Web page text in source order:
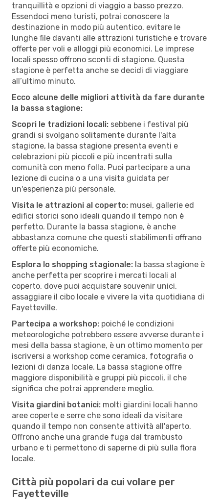
tranquillità e opzioni di viaggio a basso prezzo.
Essendoci meno turisti, potrai conoscere la
destinazione in modo più autentico, evitare le
lunghe file davanti alle attrazioni turistiche e trovare
offerte per voli e alloggi più economici. Le imprese
locali spesso offrono sconti di stagione. Questa
stagione è perfetta anche se decidi di viaggiare
all’ultimo minuto.
Ecco alcune delle migliori attività da fare durante
la bassa stagione:
Scopri le tradizioni locali: sebbene i festival più
grandi si svolgano solitamente durante l'alta
stagione, la bassa stagione presenta eventi e
celebrazioni più piccoli e più incentrati sulla
comunità con meno folla. Puoi partecipare a una
lezione di cucina o a una visita guidata per
un'esperienza più personale.
Visita le attrazioni al coperto: musei, gallerie ed
edifici storici sono ideali quando il tempo non è
perfetto. Durante la bassa stagione, è anche
abbastanza comune che questi stabilimenti offrano
offerte più economiche.
Esplora lo shopping stagionale: la bassa stagione è
anche perfetta per scoprire i mercati locali al
coperto, dove puoi acquistare souvenir unici,
assaggiare il cibo locale e vivere la vita quotidiana di
Fayetteville.
Partecipa a workshop: poiché le condizioni
meteorologiche potrebbero essere avverse durante i
mesi della bassa stagione, è un ottimo momento per
iscriversi a workshop come ceramica, fotografia o
lezioni di danza locale. La bassa stagione offre
maggiore disponibilità e gruppi più piccoli, il che
significa che potrai apprendere meglio.
Visita giardini botanici: molti giardini locali hanno
aree coperte e serre che sono ideali da visitare
quando il tempo non consente attività all'aperto.
Offrono anche una grande fuga dal trambusto
urbano e ti permettono di saperne di più sulla flora
locale.
Città più popolari da cui volare per
Fayetteville